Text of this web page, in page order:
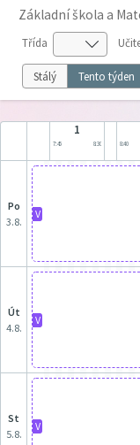
Základní škola a
Třída
Stálý Tento týden
1
7:45 8:30 8:40
po
3.8.
V
út
4.8.
V
st
5.8.
V